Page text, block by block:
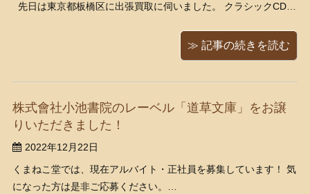
先日は東京都板橋区に出張買取に伺いました。 クラシックCD、
た。 誠にありがとうございました。 ピアノの伴奏と主旋律を同
≫ 記事の続きを読む
株式會社小池書院のレーベル「道草文庫」をお譲
りいただきました！
2022年12月22日
くまねこ堂では、現在アルバイト・正社員を募集しています！ 気
になった方は是非ご応募ください。